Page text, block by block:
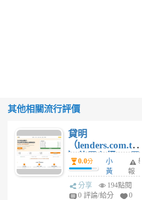
其他相關流行評價
貸明
（lenders.com.tw
）使用心得 — 民
間貸款比較平台
體驗
0.0分
小
黃
蜂
1
舉
報
分享
194點閱
0 評論/給分
0